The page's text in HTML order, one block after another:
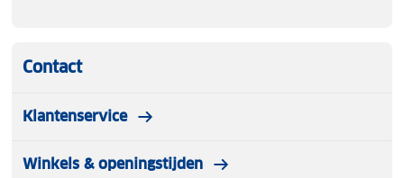
Contact
Klantenservice
Winkels & openingstijden